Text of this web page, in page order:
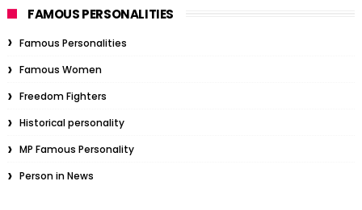
FAMOUS PERSONALITIES
Famous Personalities
Famous Women
Freedom Fighters
Historical personality
MP Famous Personality
Person in News